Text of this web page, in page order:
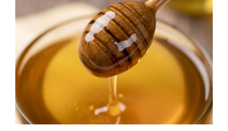
Calatrava,
Ciudad
Real”»